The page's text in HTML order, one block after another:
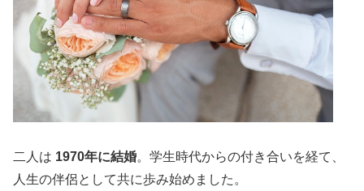
二人は 1970年に結婚。学生時代からの付き合いを経て、
人生の伴侶として共に歩み始めました。